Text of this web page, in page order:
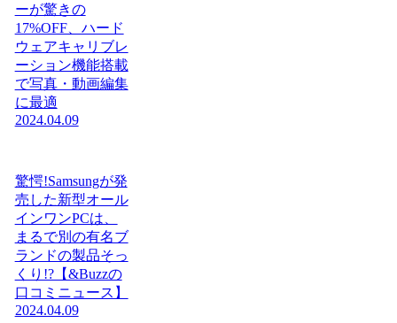
ーが驚きの
17%OFF、ハード
ウェアキャリブレ
ーション機能搭載
で写真・動画編集
に最適
2024.04.09
驚愕!Samsungが発
売した新型オール
インワンPCは、
まるで別の有名ブ
ランドの製品そっ
くり!?【&Buzzの
口コミニュース】
2024.04.09